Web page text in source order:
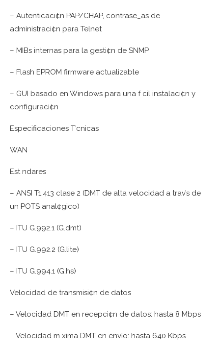
– Autenticaci¢n PAP/CHAP, contrase_as de
administraci¢n para Telnet
– MIBs internas para la gesti¢n de SNMP
– Flash EPROM firmware actualizable
– GUI basado en Windows para una f cil instalaci¢n y
configuraci¢n
Especificaciones T’cnicas
WAN
Est ndares
– ANSI T1.413 clase 2 (DMT de alta velocidad a trav’s de
un POTS anal¢gico)
– ITU G.992.1 (G.dmt)
– ITU G.992.2 (G.lite)
– ITU G.994.1 (G.hs)
Velocidad de transmisi¢n de datos
– Velocidad DMT en recepci¢n de datos: hasta 8 Mbps
– Velocidad m xima DMT en env¡o: hasta 640 Kbps